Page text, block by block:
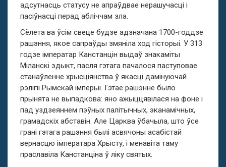
адсутнасць статусу не апраўдвае нерашучасці і
пасіўнасці перад абліччам зла.
Сёлета ва ўсім свеце будзе адзначана 1700-годдзе
рашэння, якое сапраўды змяніла ход гісторыі. У 313
годзе імператар Канстанцін выдаў знакаміты
Міланскі эдыкт, пасля гэтага пачалося паступовае
станаўленне хрысціянства ў якасці дамінуючай
рэлігіі Рымскай імперыі. Гэтае рашэнне было
прынята не выпадкова: яно ажыццявілася на фоне і
пад уздзеяннем пэўных палітычных, эканамічных,
грамадскіх абставін. Але Царква ўбачыла, што ўсе
грані гэтага рашэння былі асвячоны асабістай
вернасцю імператара Хрысту, і менавіта таму
праславіла Канстанціна ў ліку святых.